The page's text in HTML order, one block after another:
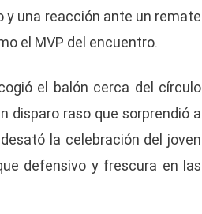
y una reacción ante un remate
el MVP del encuentro.
el balón cerca del círculo
disparo raso que sorprendió a
la celebración del joven
defensivo y frescura en las